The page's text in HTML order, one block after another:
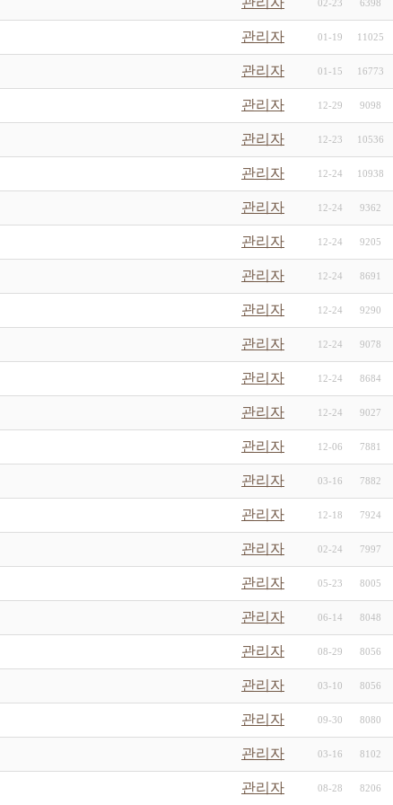
02-23 6398
관리자 01-19 11025
관리자 01-15 16773
관리자 12-29 9098
관리자 12-23 10536
관리자 12-24 10938
관리자 12-24 9362
관리자 12-24 9205
관리자 12-24 8691
관리자 12-24 9290
관리자 12-24 9078
관리자 12-24 8684
관리자 12-24 9027
관리자 12-06 7881
관리자 03-16 7882
관리자 12-18 7924
관리자 02-24 7997
관리자 05-23 8005
관리자 06-14 8048
관리자 08-29 8056
관리자 03-10 8056
관리자 09-30 8080
관리자 03-16 8102
관리자 08-28 8206